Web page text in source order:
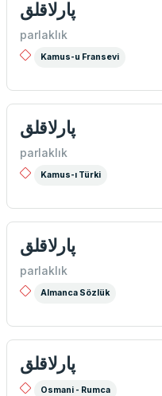
پارلاقلق
parlaklık
Kamus-u Fransevi
پارلاقلق
parlaklık
Kamus-ı Türki
پارلاقلق
parlaklık
Almanca Sözlük
پارلاقلق
Osmani - Rumca